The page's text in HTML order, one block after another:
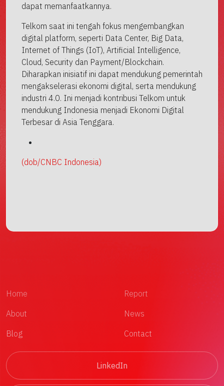
dapat memanfaatkannya.
Telkom saat ini tengah fokus mengembangkan
digital platform, seperti Data Center, Big Data,
Internet of Things (IoT), Artificial Intelligence,
Cloud, Security dan Payment/Blockchain.
Diharapkan inisiatif ini dapat mendukung pemerintah
mengakselerasi ekonomi digital, serta mendukung
industri 4.0. Ini menjadi kontribusi Telkom untuk
mendukung Indonesia menjadi Ekonomi Digital
Terbesar di Asia Tenggara.
(dob/CNBC Indonesia)
Home
About
Blog
Report
News
Contact
LinkedIn